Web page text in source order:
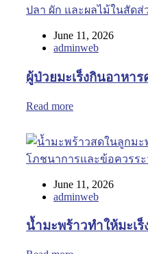
June 11, 2026
adminweb
ผู้ป่วยมะเร็งกินอาหา
Read more
June 11, 2026
adminweb
น้ำมะพร้าวทำให้มะเร็